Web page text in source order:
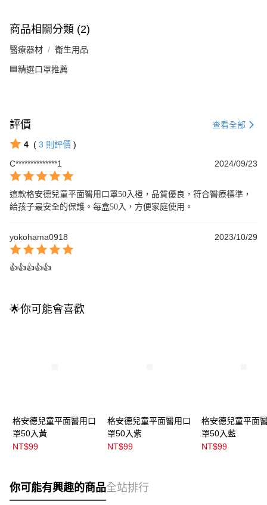
商品相關分類 (2)
醫療器材 衛生用品
🟦精選口罩推薦
評價 查看全部
4 ( 3 則評價 )
C**************1
2024/09/23
這款格安德兒童平面醫用口罩50入橙，品質優良，符合醫療標準，
給孩子最安全的保護。每盒50入，方便家庭使用。
yokohama0918 2023/10/29
👍👍👍👍👍
🌟你可能會喜歡
格安德兒童平面醫用口
罩50入黃
NT$99
格安德兒童平面醫用口
罩50入紫
NT$99
格安德兒童平面
罩50入藍
NT$99
你可能有興趣的商品全站排行